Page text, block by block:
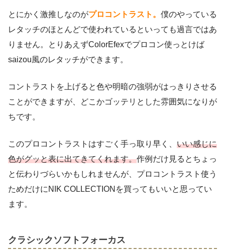
とにかく激推しなのがプロコントラスト。 僕のやっている
レタッチのほとんどで使われているといっても過言ではあ
りません。とりあえずColorEfexでプロコン使っとけば
saizou風のレタッチができます。
コントラストを上げると色や明暗の強弱がはっきりさせる
ことができますが、どこかゴッテリとした雰囲気になりが
ちです。
このプロコントラストはすごく手っ取り早く、 いい感じに
色がグッと表に出てきてくれます。作例だけ見るとちょっ
と伝わりづらいかもしれませんが、プロコントラスト使う
ためだけにNIK COLLECTIONを買ってもいいと思ってい
ます。
クラシックソフトフォーカス